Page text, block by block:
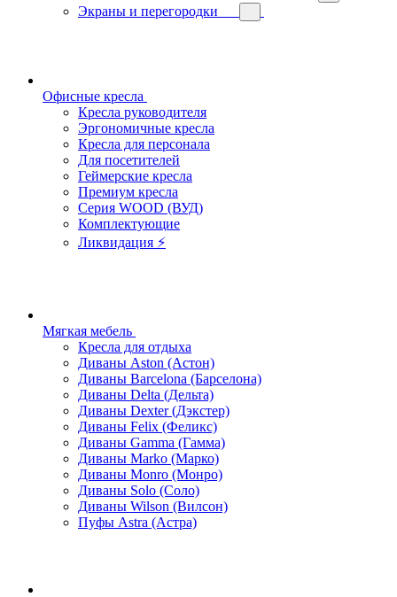
Экраны и перегородки
Офисные кресла
Кресла руководителя
Эргономичные кресла
Кресла для персонала
Для посетителей
Геймерские кресла
Премиум кресла
Серия WOOD (ВУД)
Комплектующие
Ликвидация ⚡
Мягкая мебель
Кресла для отдыха
Диваны Aston (Астон)
Диваны Barcelona (Барселона)
Диваны Delta (Дельта)
Диваны Dexter (Дэкстер)
Диваны Felix (Феликс)
Диваны Gamma (Гамма)
Диваны Marko (Марко)
Диваны Monro (Монро)
Диваны Solo (Соло)
Диваны Wilson (Вилсон)
Пуфы Astra (Астра)